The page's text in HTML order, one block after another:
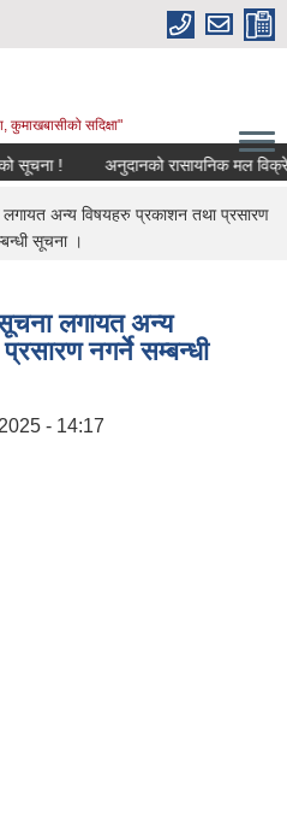
सदिक्षा"
! अनुदानको रासायनिक मल
लगायत अन्य विषयहरु प्रकाशन तथा प्रसारण
सूचना ।
सूचना लगायत अन्य
नगर्ने सम्बन्धी
- 14:17